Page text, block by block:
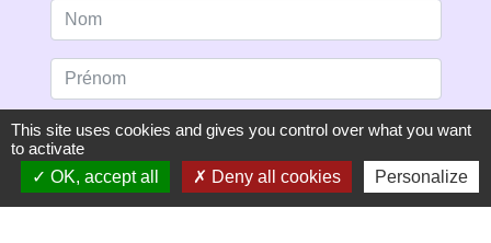
This site uses cookies and gives you control over what you want
to activate
OK, accept all
Deny all cookies Personalize